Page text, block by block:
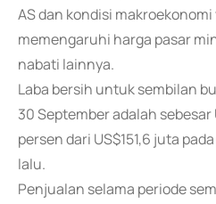
AS dan kondisi
memengaruhi harga pasar
nabati lainnya.
Laba bersih untuk sembilan
30 September adalah
persen dari US$151,6 juta
lalu.
Penjualan selama periode